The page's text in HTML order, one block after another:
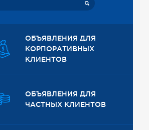
ОБЪЯВЛЕНИЯ ДЛЯ
КОРПОРАТИВНЫХ
КЛИЕНТОВ
ОБЪЯВЛЕНИЯ ДЛЯ
ЧАСТНЫХ КЛИЕНТОВ